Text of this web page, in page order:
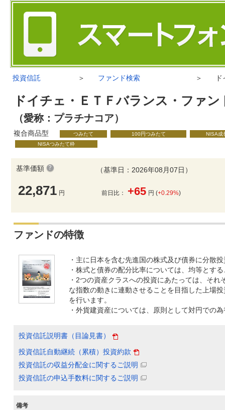
投資信託 ＞ ファンド検索 ＞
ドイチェ・ＥＴＦバランス・ファン
（愛称：プラチナコア）
複合商品型 つみたて 100円つみたて
NISA成
NISAつみたて枠
基準価額
22,871 円
（基準日：2026年08月07日）
前日比： +65 円 (+0.29%)
ファンドの特徴
・主に日本を含む先進国の株式及び債券に分散
・株式と債券の配分比率については、均等とす
・2つの資産クラスへの投資にあたっては、それ
な指数の動きに連動させることを目指した上場
を行います。
・外貨建資産については、原則として対円での
投資信託説明書（目論見書）
投資信託自動継続（累積）投資約款
投資信託の収益分配金に関するご説明
投資信託の申込手数料に関するご説明
備考